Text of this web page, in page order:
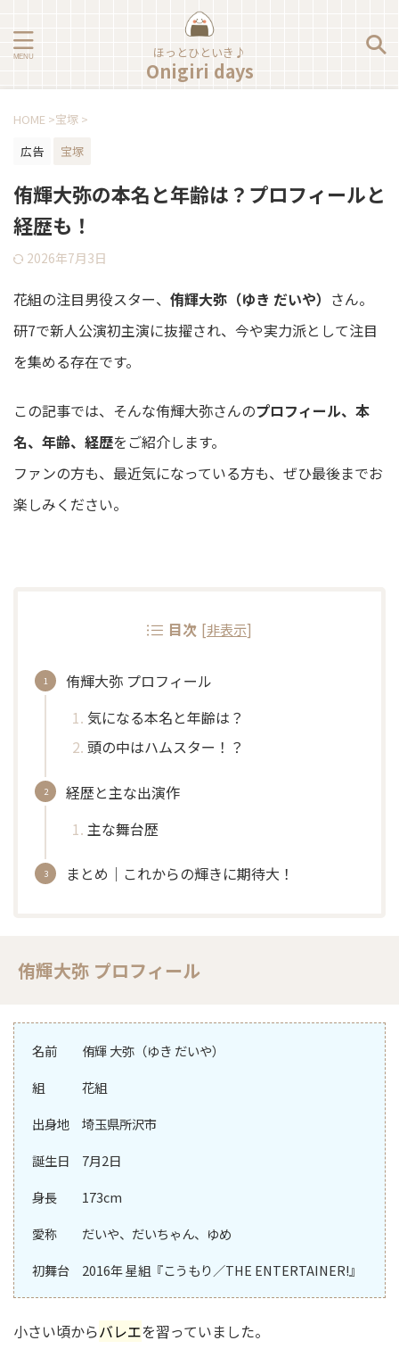
ほっとひといき♪
Onigiri days
HOME >宝塚 >
広告
宝塚
侑輝大弥の本名と年齢は？プロフィールと
経歴も！
2026年7月3日
花組の注目男役スター、 侑輝大弥（ゆき だいや） さん。
研7で新人公演初主演に抜擢され、今や実力派として注目
を集める存在です。
この記事では、そんな侑輝大弥さんのプロフィール、本
名、年齢、経歴をご紹介します。
ファンの方も、最近気になっている方も、ぜひ最後までお
楽しみください。
目次 [非表示]
侑輝大弥 プロフィール
気になる本名と年齢は？
頭の中はハムスター！？
経歴と主な出演作
主な舞台歴
まとめ｜これからの輝きに期待大！
侑輝大弥 プロフィール
名前 侑輝 大弥（ゆき だいや）
組 花組
出身地 埼玉県所沢市
誕生日 7月2日
身長 173cm
愛称 だいや、だいちゃん、ゆめ
初舞台 2016年 星組『こうもり／THE ENTERTAINER!』
小さい頃からバレエを習っていました。